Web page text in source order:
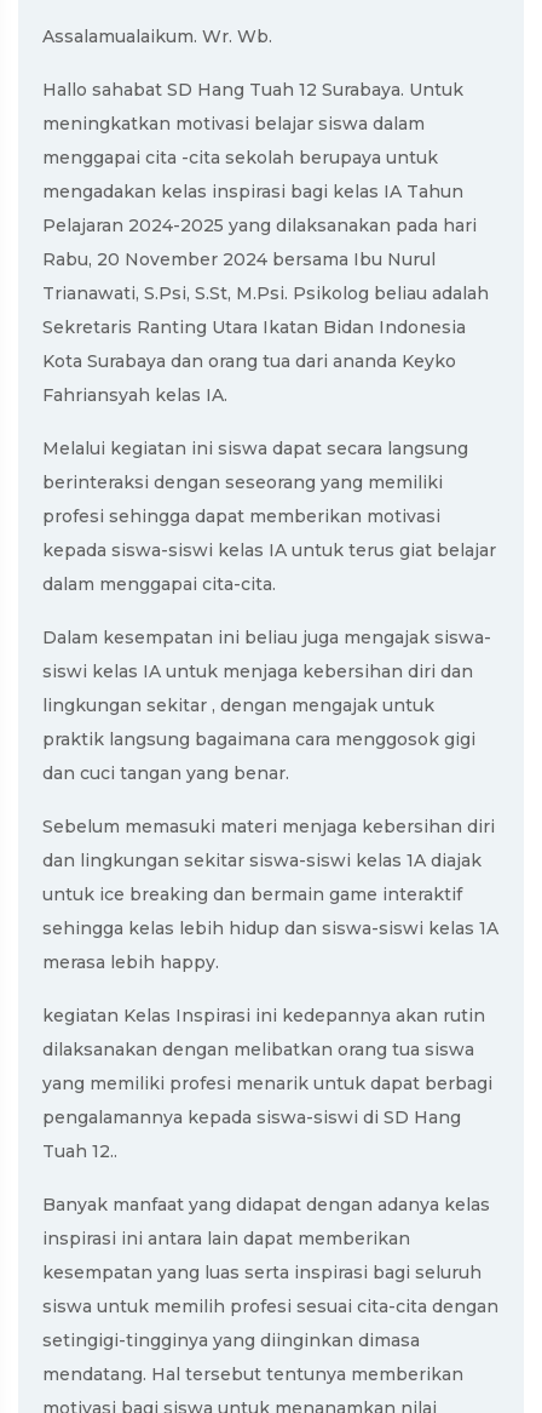
Assalamualaikum. Wr. Wb.
Hallo sahabat SD Hang Tuah 12 Surabaya. Untuk
meningkatkan motivasi belajar siswa dalam
menggapai cita -cita sekolah berupaya untuk
mengadakan kelas inspirasi bagi kelas IA Tahun
Pelajaran 2024-2025 yang dilaksanakan pada hari
Rabu, 20 November 2024 bersama Ibu Nurul
Trianawati, S.Psi, S.St, M.Psi. Psikolog beliau adalah
Sekretaris Ranting Utara Ikatan Bidan Indonesia
Kota Surabaya dan orang tua dari ananda Keyko
Fahriansyah kelas IA.
Melalui kegiatan ini siswa dapat secara langsung
berinteraksi dengan seseorang yang memiliki
profesi sehingga dapat memberikan motivasi
kepada siswa-siswi kelas IA untuk terus giat belajar
dalam menggapai cita-cita.
Dalam kesempatan ini beliau juga mengajak siswa-
siswi kelas IA untuk menjaga kebersihan diri dan
lingkungan sekitar , dengan mengajak untuk
praktik langsung bagaimana cara menggosok gigi
dan cuci tangan yang benar.
Sebelum memasuki materi menjaga kebersihan diri
dan lingkungan sekitar siswa-siswi kelas 1A diajak
untuk ice breaking dan bermain game interaktif
sehingga kelas lebih hidup dan siswa-siswi kelas 1A
merasa lebih happy.
kegiatan Kelas Inspirasi ini kedepannya akan rutin
dilaksanakan dengan melibatkan orang tua siswa
yang memiliki profesi menarik untuk dapat berbagi
pengalamannya kepada siswa-siswi di SD Hang
Tuah 12..
Banyak manfaat yang didapat dengan adanya kelas
inspirasi ini antara lain dapat memberikan
kesempatan yang luas serta inspirasi bagi seluruh
siswa untuk memilih profesi sesuai cita-cita dengan
setingigi-tingginya yang diinginkan dimasa
mendatang. Hal tersebut tentunya memberikan
motivasi bagi siswa untuk menanamkan nilai